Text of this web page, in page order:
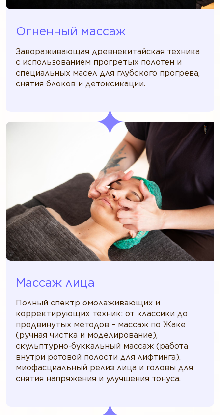
Огненный массаж
Завораживающая древнекитайская техника
с использованием прогретых полотен и
специальных масел для глубокого прогрева,
снятия блоков и детоксикации.
Массаж лица
Полный спектр омолаживающих и
корректирующих техник: от классики до
продвинутых методов – массаж по Жаке
(ручная чистка и моделирование),
скульптурно-буккальный массаж (работа
внутри ротовой полости для лифтинга),
миофасциальный релиз лица и головы для
снятия напряжения и улучшения тонуса.